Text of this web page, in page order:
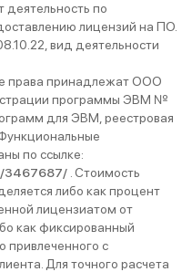
по
лицензий на ПО.
вид деятельности
права принадлежат ООО
программы ЭВМ №
для ЭВМ, реестровая
по ссылке:
3467687/ . Стоимость
либо как процент
лицензиатом от
как фиксированный
привлеченного с
Для точного расчета